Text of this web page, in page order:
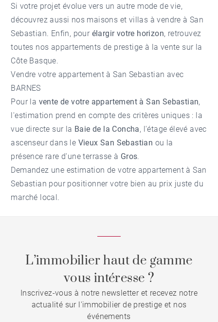
Si votre projet évolue vers un autre mode de vie,
découvrez aussi nos maisons et villas à vendre à San
Sebastian. Enfin, pour élargir votre horizon, retrouvez
toutes nos appartements de prestige à la vente sur la
Côte Basque.
Vendre votre appartement à San Sebastian avec
BARNES
Pour la vente de votre appartement à San Sebastian,
l'estimation prend en compte des critères uniques : la
vue directe sur la Baie de la Concha, l'étage élevé avec
ascenseur dans le Vieux San Sebastian ou la
présence rare d'une terrasse à Gros.
Demandez une estimation de votre appartement à San
Sebastian pour positionner votre bien au prix juste du
marché local.
L’immobilier haut de gamme
vous intéresse ?
Inscrivez-vous à notre newsletter et recevez notre
actualité sur l'immobilier de prestige et nos
événements